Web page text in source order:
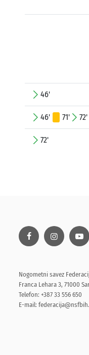
46'
46' 71' 72'
72'
Nogometni savez
Franca Lehara 3, 71000
Telefon: +387 33 556 650
E-mail: